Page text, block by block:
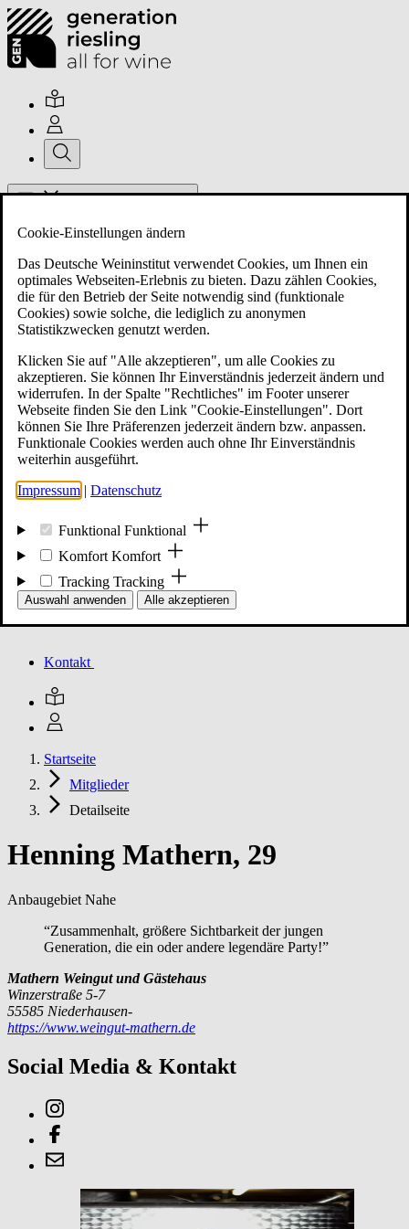
Über uns
Mitglieder
Mitglied werden
Events
Unsere Meldungen
Kontakt
Startseite
Mitglieder
Detailseite
Henning Mathern, 29
Anbaugebiet Nahe
“Zusammenhalt, größere Sichtbarkeit der jungen
Generation, die ein oder andere legendäre Party!”
Mathern Weingut und Gästehaus
Winzerstraße 5-7
55585 Niederhausen-
https://www.weingut-mathern.de
Social Media & Kontakt
Cookie-Einstellungen ändern
Das Deutsche Weininstitut verwendet Cookies, um Ihnen ein
optimales Webseiten-Erlebnis zu bieten. Dazu zählen Cookies,
die für den Betrieb der Seite notwendig sind (funktionale
Cookies) sowie solche, die lediglich zu anonymen
Statistikzwecken genutzt werden.
Klicken Sie auf "Alle akzeptieren", um alle Cookies zu
akzeptieren. Sie können Ihr Einverständnis jederzeit ändern und
widerrufen. In der Spalte "Rechtliches" im Footer unserer
Webseite finden Sie den Link "Cookie-Einstellungen". Dort
können Sie Ihre Präferenzen jederzeit ändern bzw. anpassen.
Funktionale Cookies werden auch ohne Ihr Einverständnis
weiterhin ausgeführt.
Impressum | Datenschutz
Funktional Funktional
Komfort Komfort
Tracking Tracking
Auswahl anwenden Alle akzeptieren